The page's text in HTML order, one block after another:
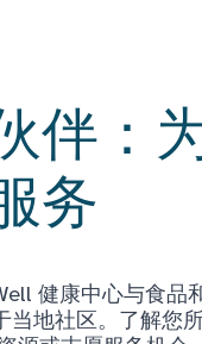
伴：
务
健康中心与食品
当地社区。了解您